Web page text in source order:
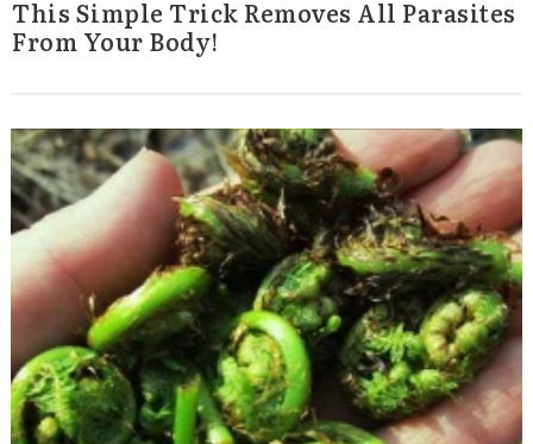
This Simple Trick Removes All Parasites
From Your Body!
Search
for: